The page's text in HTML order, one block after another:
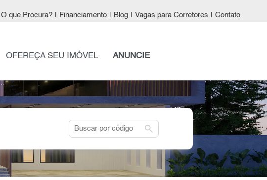
O que Procura? Financiamento Blog Vagas para Corretores Contato
OFEREÇA SEU IMÓVEL ANUNCIE
search